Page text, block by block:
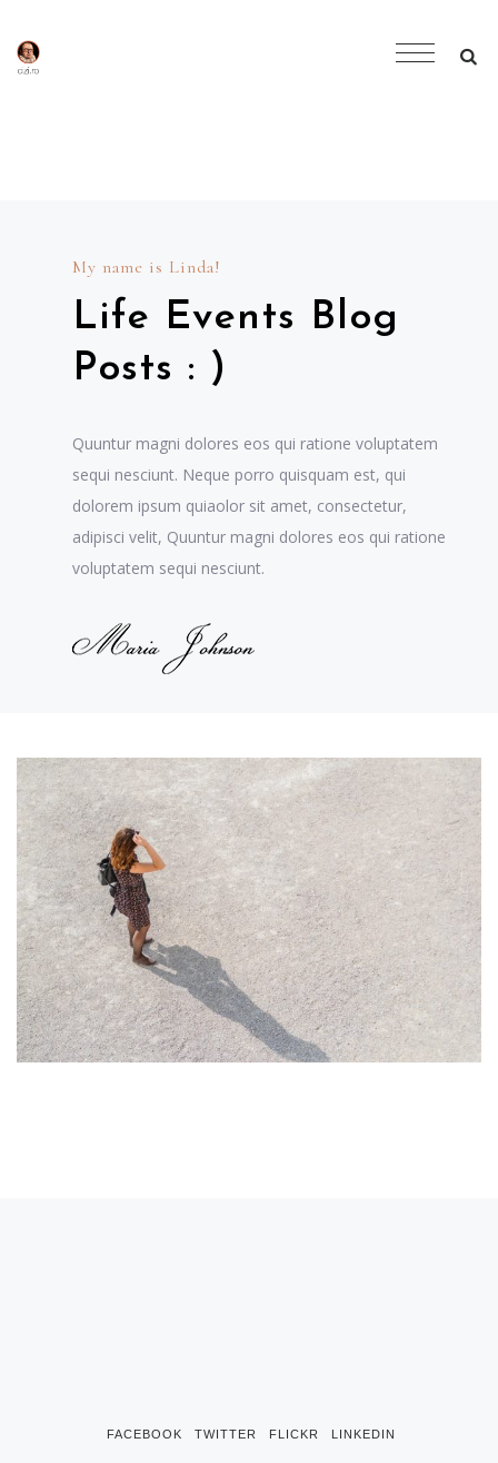
My name is Linda!
Life Events Blog
Posts : )
Quuntur magni dolores eos qui ratione voluptatem
sequi nesciunt. Neque porro quisquam est, qui
dolorem ipsum quiaolor sit amet, consectetur,
adipisci velit, Quuntur magni dolores eos qui ratione
voluptatem sequi nesciunt.
FACEBOOK TWITTER FLICKR LINKEDIN